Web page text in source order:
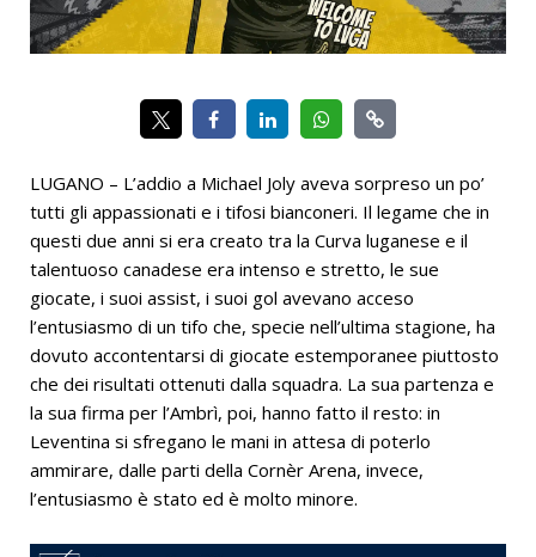
LUGANO – L’addio a Michael Joly aveva sorpreso un po’
tutti gli appassionati e i tifosi bianconeri. Il legame che in
questi due anni si era creato tra la Curva luganese e il
talentuoso canadese era intenso e stretto, le sue
giocate, i suoi assist, i suoi gol avevano acceso
l’entusiasmo di un tifo che, specie nell’ultima stagione, ha
dovuto accontentarsi di giocate estemporanee piuttosto
che dei risultati ottenuti dalla squadra. La sua partenza e
la sua firma per l’Ambrì, poi, hanno fatto il resto: in
Leventina si sfregano le mani in attesa di poterlo
ammirare, dalle parti della Cornèr Arena, invece,
l’entusiasmo è stato ed è molto minore.